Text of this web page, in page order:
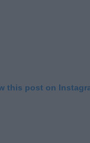
this post on